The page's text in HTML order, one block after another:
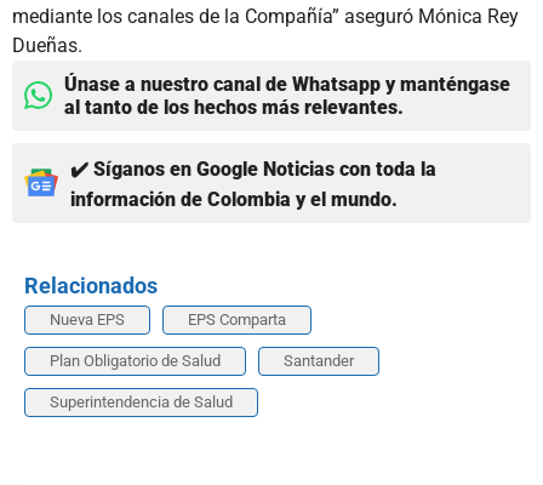
mediante los canales de la Compañía” aseguró Mónica Rey
Dueñas.
Únase a nuestro canal de Whatsapp y manténgase
al tanto de los hechos más relevantes.
✔️ Síganos en Google Noticias con toda la
información de Colombia y el mundo.
Relacionados
Nueva EPS EPS Comparta
Plan Obligatorio de Salud Santander
Superintendencia de Salud